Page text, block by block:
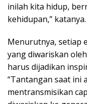
inilah kita hidup,
kehidupan,” katanya.
Menurutnya, setiap
yang diwariskan
harus dijadikan
“Tantangan saat ini
mentransmisikan